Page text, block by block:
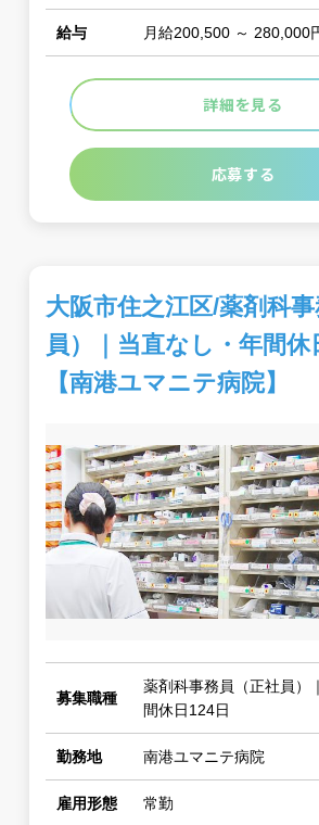
給与 月給200,500 ～ 280,000
詳細を見る
応募する
大阪市住之江区/薬剤科
員）｜当直なし・年間休
【南港ユマニテ病院】
募集職種
薬剤科事務員（正社員）
間休日124日
勤務地 南港ユマニテ病院
雇用形態 常勤